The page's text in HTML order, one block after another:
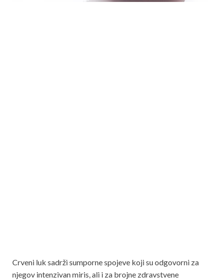
Crveni luk sadrži sumporne spojeve koji su odgovorni za
njegov intenzivan miris, ali i za brojne zdravstvene